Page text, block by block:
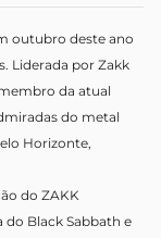
outubro deste ano
Liderada por Zakk
da atual
do metal
Horizonte,
do ZAKK
do Black Sabbath e